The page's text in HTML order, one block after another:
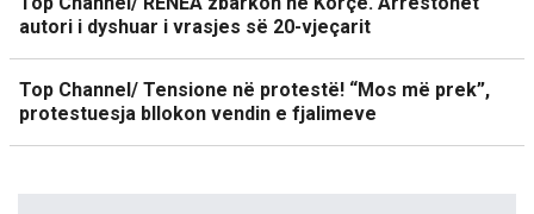
autori i dyshuar i vrasjes së 20-vjeçarit
Top Channel/ Tensione në protestë! “Mos më prek”,
protestuesja bllokon vendin e fjalimeve